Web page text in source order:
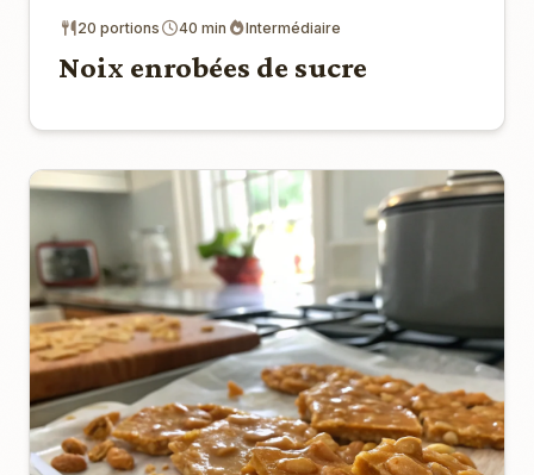
20 portions 40 min Intermédiaire
Noix enrobées de sucre